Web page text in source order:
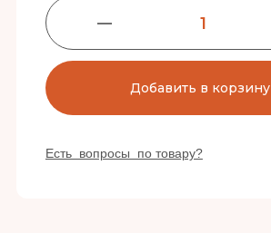
1
Добавить в корзину
Есть вопросы по товару?